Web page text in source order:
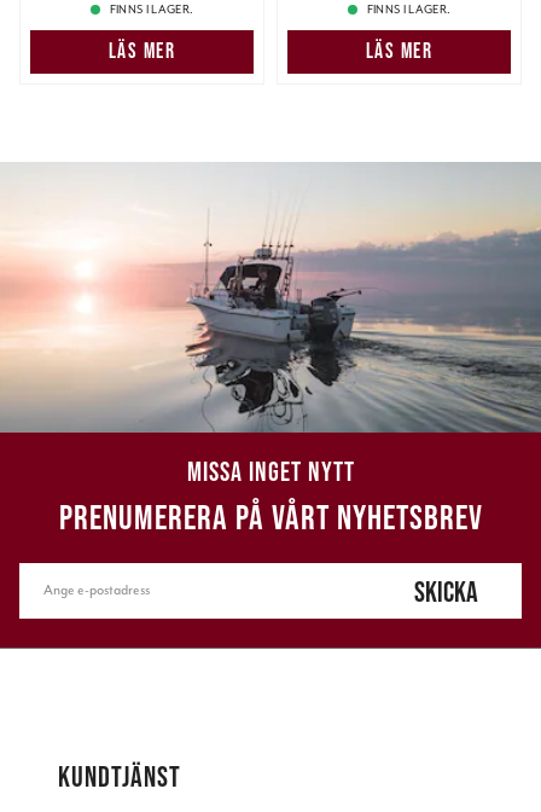
FINNS I LAGER.
LÄS MER
FINNS I LAGER.
LÄS MER
MISSA INGET NYTT
PRENUMERERA PÅ VÅRT NYHETSBREV
SKICKA
KUNDTJÄNST